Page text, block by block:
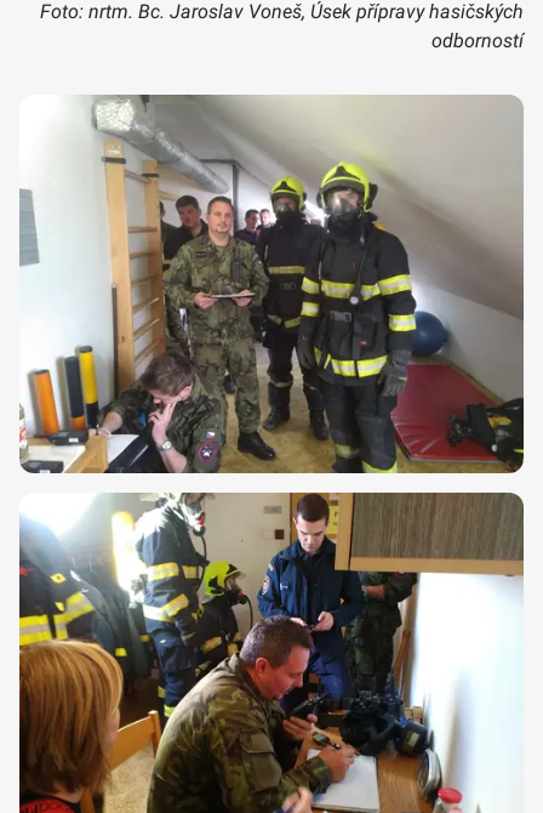
Foto: nrtm. Bc. Jaroslav Voneš, Úsek přípravy hasičských
odborností